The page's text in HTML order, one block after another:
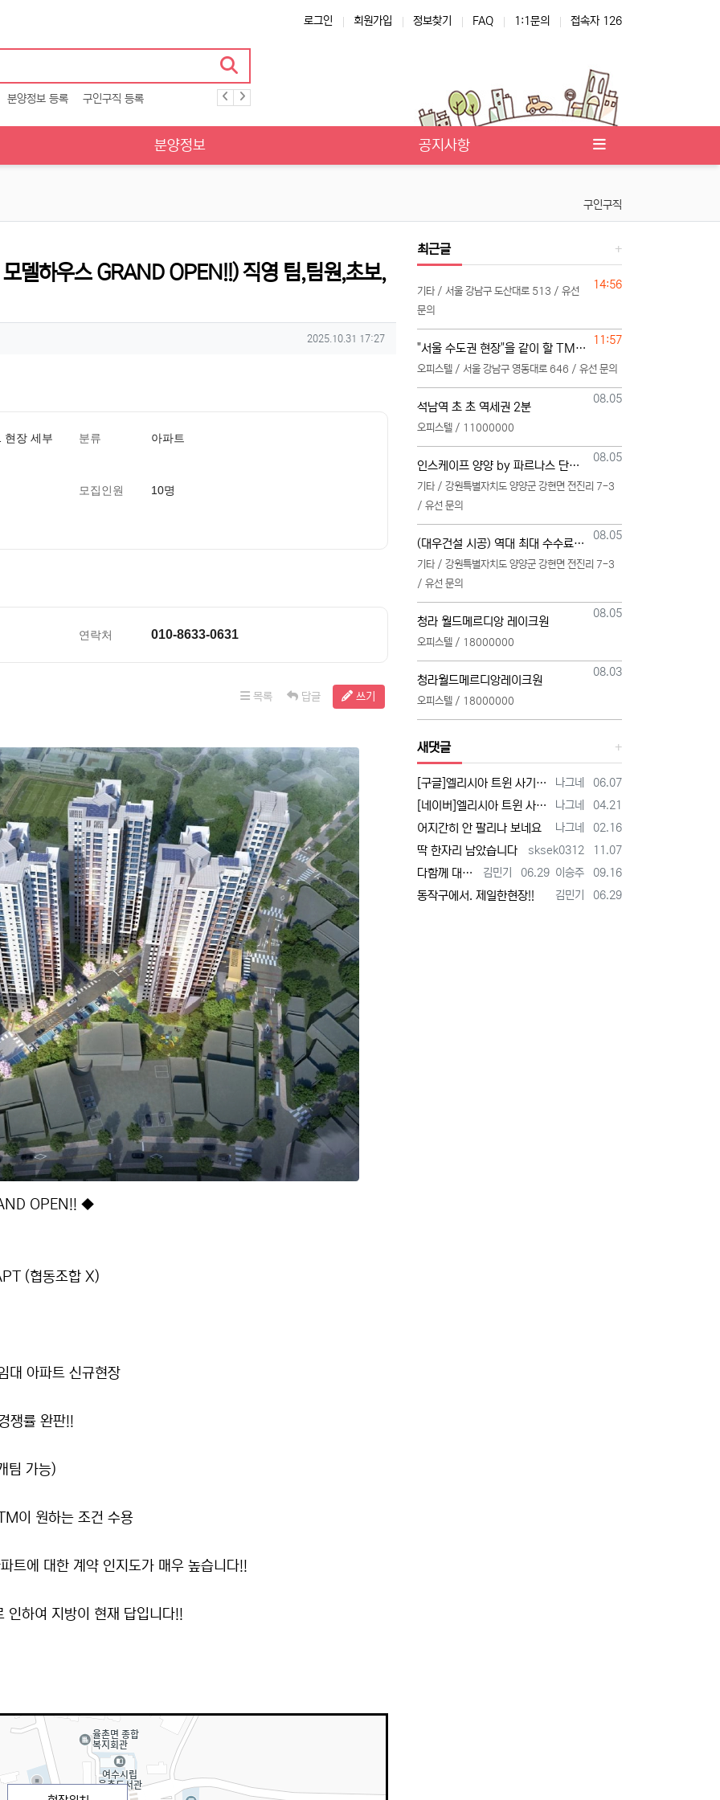
로그인 회원가입 정보찾기 FAQ 1:1문의 접속자 126
분양정보 등록 구인구직 등록
분양정보 공지사항
구인구직
델하우스 GRAND OPEN!!) 직영 팀,팀원,초보,
작성일
2025.10.31 17:27
현장 세부 분류 아파트
모집인원 10명
연락처 010-8633-0631
목록 답글 쓰기
OPEN!! ◆
(협동조합 X)
대 아파트 신규현장
쟁률 완판!!
팀 가능)
이 원하는 조건 수용
트에 대한 계약 인지도가 매우 높습니다!!
하여 지방이 현재 답입니다!!
최근글
등록일
14:56
기타 / 서울 강남구 도산대로 513 / 유선
문의
등록일
11:57
"서울 수도권 현장"을 같이 할 TM 단독 단일 영업본부 팀 선착순 모집
오피스텔 / 서울 강남구 영동대로 646 / 유선 문의
등록일
08.05
석남역 초 초 역세권 2분
오피스텔 / 11000000
등록일
08.05
인스케이프 양양 by 파르나스 단일 본부 모집
기타 / 강원특별자치도 양양군 강현면 전진리 7-3
/ 유선 문의
등록일
08.05
(대우건설 시공) 역대 최대 수수료 지급, 단독 단일 영업본부 선착순 모집 (팀,팀원 개별문의 가능)
기타 / 강원특별자치도 양양군 강현면 전진리 7-3
/ 유선 문의
등록일
08.05
청라 월드메르디앙 레이크원
오피스텔 / 18000000
등록일
08.03
청라월드메르디앙레이크원
오피스텔 / 18000000
새댓글
등록자
나그네 등록일
06.07
[구글]엘리시아 트윈 사기 - 검색
등록자
나그네 등록일
04.21
[네이버]엘리시아 트윈 사기 - 검색
등록자
나그네 등록일
02.16
어지간히 안 팔리나 보네요
등록자
sksek0312 등록일
11.07
딱 한자리 남았습니다
등록자
이승주 등록일
09.16
등록자
김민기 등록일
06.29
다함께 대박납니다.
등록자
김민기 등록일
06.29
동작구에서. 제일한현장!!